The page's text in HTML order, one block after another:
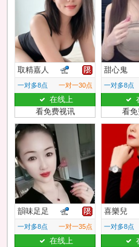
取精嘉人
一对多8点 一对一30点
在线上
看免费视讯
甜心鬼
一对多8点
看
韻味足足
一对多8点 一对一35点
在线上
喜樂兒
一对多8点